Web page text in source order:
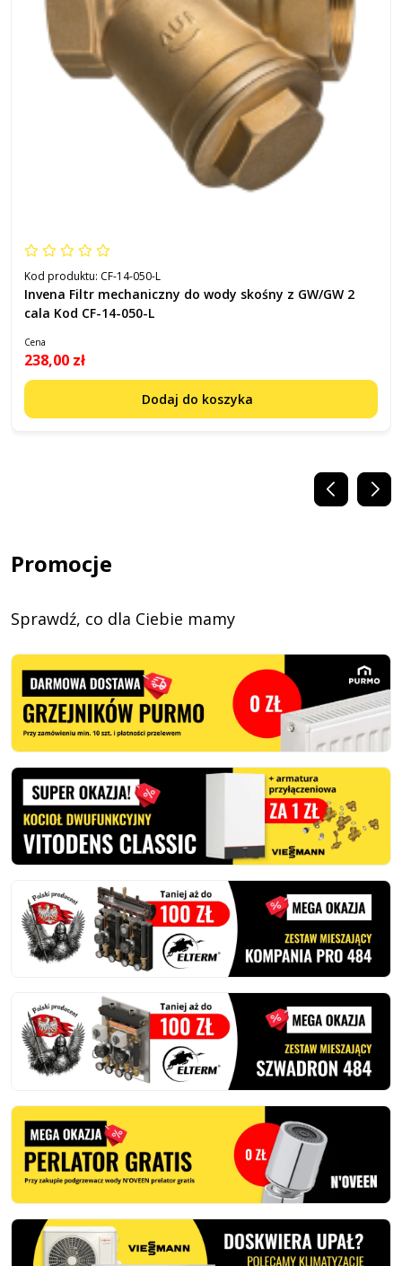
Kod produktu: CF-14-050-L
Invena Filtr mechaniczny do wody skośny z GW/GW 2
cala Kod CF-14-050-L
Cena
238,00 zł
Dodaj do koszyka
Promocje
Sprawdź, co dla Ciebie mamy